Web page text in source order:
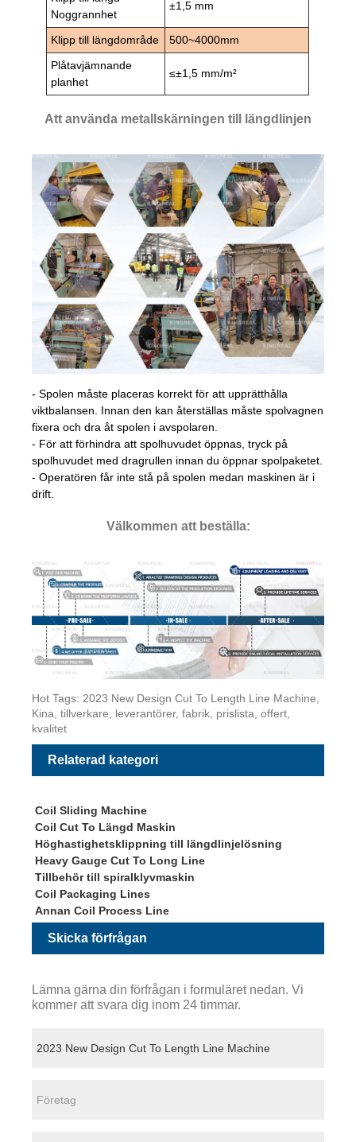
Noggrannhet
±1,5 mm
Klipp till längdområde
500~4000mm
Plåtavjämnande
planhet
≤±1,5 mm/m²
Att använda metallskärningen till längdlinjen
- Spolen måste placeras korrekt för att upprätthålla
viktbalansen. Innan den kan återställas måste spolvagnen
fixera och dra åt spolen i avspolaren.
- För att förhindra att spolhuvudet öppnas, tryck på
spolhuvudet med dragrullen innan du öppnar spolpaketet.
- Operatören får inte stå på spolen medan maskinen är i
drift.
Välkommen att beställa:
Hot Tags: 2023 New Design Cut To Length Line Machine,
Kina, tillverkare, leverantörer, fabrik, prislista, offert,
kvalitet
Relaterad kategori
Coil Sliding Machine
Coil Cut To Längd Maskin
Höghastighetsklippning till längdlinjelösning
Heavy Gauge Cut To Long Line
Tillbehör till spiralklyvmaskin
Coil Packaging Lines
Annan Coil Process Line
Skicka förfrågan
Lämna gärna din förfrågan i formuläret nedan. Vi
kommer att svara dig inom 24 timmar.